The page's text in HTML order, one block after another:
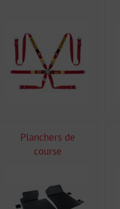
Planchers de
course